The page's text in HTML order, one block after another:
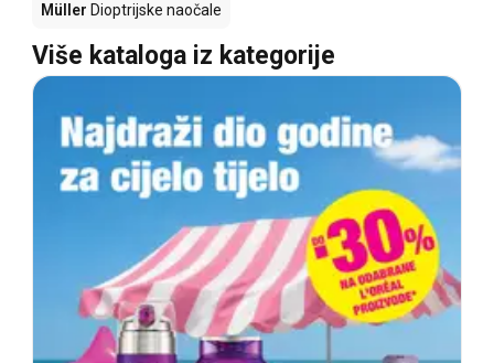
Müller Dioptrijske naočale
Više kataloga iz kategorije